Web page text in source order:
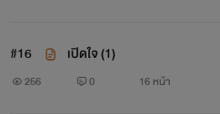
"นิยายเรื่องนี้แต่งจากจินต
ส่วนเกี่ยวข้องกับประ
#16 เปิดใจ (1)
256 0 16 หน้า